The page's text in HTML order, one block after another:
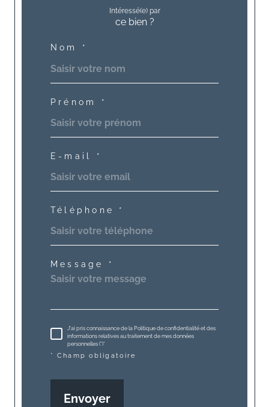
Intéressé(e) par
ce bien ?
Nom *
Prénom *
E-mail *
Téléphone *
Message *
J'ai pris connaissance de la Politique de confidentialité et des
informations relatives au traitement de mes données
personnelles (*)*
* Champ obligatoire
Envoyer